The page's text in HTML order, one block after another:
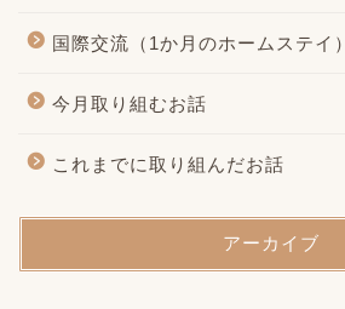
国際交流（1か月のホームステイ）
今月取り組むお話
これまでに取り組んだお話
アーカイブ